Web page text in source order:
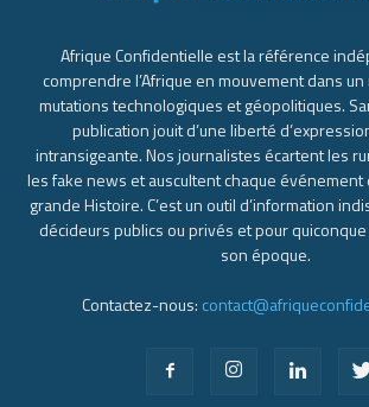
Afrique Confidentielle est la référence
comprendre l’Afrique en mouvement dans
mutations technologiques et géopolitiques.
publication jouit d’une liberté
intransigeante. Nos journalistes écartent les
les fake news et auscultent chaque événement
grande Histoire. C’est un outil d’information
décideurs publics ou privés et pour
son époque.
Contactez-nous: